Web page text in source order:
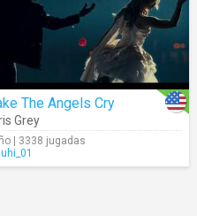
The Angels Cry
Grey
| 3338 jugadas